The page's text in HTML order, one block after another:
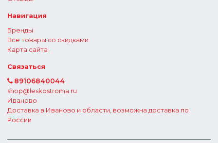
Навигация
Бренды
Все товары со скидками
Карта сайта
Связаться
89106840044
shop@leskostroma.ru
Иваново
Доставка в Иваново и области, возможна доставка по
России